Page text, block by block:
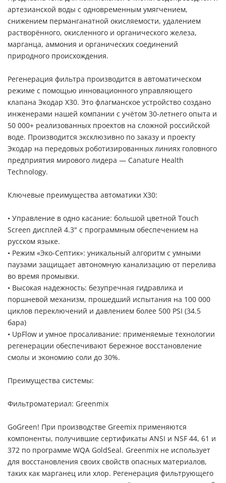
артезианской воды с одновременным умягчением,
снижением перманганатной окисляемости, удалением
растворённого, окисленного и органического железа,
марганца, аммония и органических соединений
природного происхождения.
Регенерация фильтра производится в автоматическом
режиме с помощью инновационного управляющего
клапана Экодар X30. Это флагманское устройство создано
инженерами нашей компании с учётом 30-летнего опыта и
50 000+ реализованных проектов на сложной российской
воде. Производится эксклюзивно по заказу и проекту
Экодар на передовых роботизированных линиях головного
предприятия мирового лидера — Canature Health
Technology.
Ключевые преимущества автоматики X30:
• Управление в одно касание: большой цветной Touch
Screen дисплей 4.3" с программным обеспечением на
русском языке.
• Режим «Эко-Септик»: уникальный алгоритм с умными
паузами защищает автономную канализацию от перелива
во время промывки.
• Высокая надежность: безупречная гидравлика и
поршневой механизм, прошедший испытания на 100 000
циклов переключений и давлением более 500 PSI (34.5
бара)
• UpFlow и умное просаливание: применяемые технологии
регенерации обеспечивают бережное восстановление
смолы и экономию соли до 30%.
Преимущества системы:
Фильтроматериал: Greenmix
GoGreen! При производстве Greemix применяются
компоненты, получившие сертификаты ANSI и NSF 44, 61 и
372 по программе WQA GoldSeal. Greenmix не использует
для восстановления своих свойств опасных материалов,
таких как марганец или хлор. Регенерация фильтрующего